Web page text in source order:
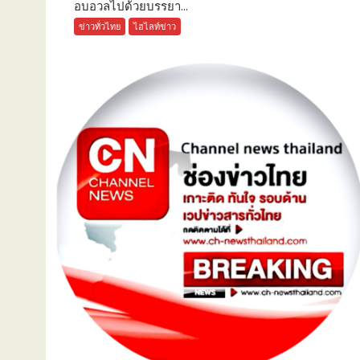
อบอวลไปด้วยบรรยา...
ข่าวทั่วไทย ไฮไลท์ข่าว